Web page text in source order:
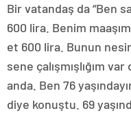
Bir vatandaş da “Ben
600 lira. Benim
et 600 lira. Bunun
sene çalışmışlığım
anda. Ben 76
diye konuştu. 69